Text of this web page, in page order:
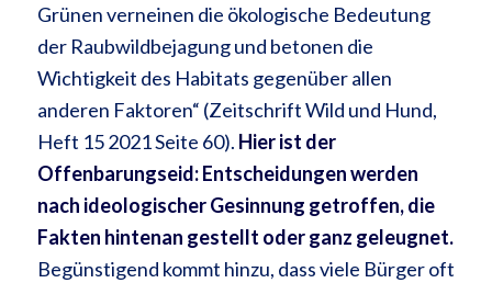
Grünen verneinen die ökologische Bedeutung
der Raubwildbejagung und betonen die
Wichtigkeit des Habitats gegenüber allen
anderen Faktoren“ (Zeitschrift Wild und Hund,
Heft 15 2021 Seite 60). Hier ist der
Offenbarungseid: Entscheidungen werden
nach ideologischer Gesinnung getroffen, die
Fakten hintenan gestellt oder ganz geleugnet.
Begünstigend kommt hinzu, dass viele Bürger oft